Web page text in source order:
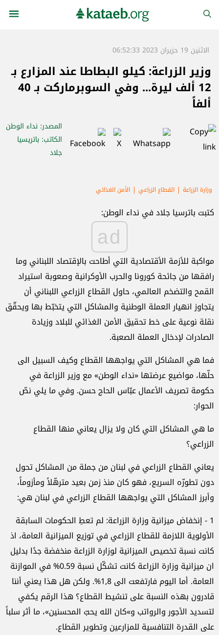
الاثنين 19 حزيران 2023 06:52:33
وزير الزراعة: كيلو البطاطا عند المزارع بـ
12 ألف ليرة... وفي السوبرماركت بـ 40
ألفاً
المصدر: نداء الوطن
الكاتب: باتريسيا
جلاد
وزارة الزراعة القطاع الزراعي الأمن الغذائي
كتبت باترسيا جلاد في نداء الوطن:
ad
مواكبة للأزمة الأقتصادية التي أطاحت بالإقتصاد اللبناني وما
رافقها من جائحة كورونا والحرب الأوكرانية وصعوبة استيراد
القمح والتضخم العالمي، حاول القطاع الزراعي اللبناني أن
يتجاوز انهيار العملة الوطنية والمشاكل التي يتخبّط بها ويحقّق
نقلة نوعية على خط تحقيق الأمن الغذائي للبلاد وزيادة
الصادرات لإدخال العملة الصعبة.
فما هي المشاكل التي يواجهها القطاع وكيف السبيل الى
حلّها، مواضيع عرضتها «نداء الوطن» مع وزير الزراعة في
حكومة تصريف الأعمال عبّاس الحاج حسن. وفي ما يلي نصّ
الحوار:
ما هي المشاكل التي كان ولا يزال يعاني منها القطاع
الزراعي؟
يعاني القطاع الزراعي في لبنان من جملة من المشاكل تحول
دون تطورّه السريع، فهو كان منذ زمن بعيد مترهّلاً ومأزوماً،
وأبرز المشاكل التي يواجهها القطاع الزراعي في لبنان هي:
1 - إنخفاض ميزانية وزارة الزراعة: لم تعطِ الحكومات السابقة
الأولوية اللازمة للقطاع الزراعي في توزيع الميزانية العامة، اذ
كانت نسبة تخصيص الميزانية لوزارة الزراعة منخفضة جدًا بدليل
ان ميزانية وزارة الزراعة كانت تشكّل نسبة 0.59% في الموازنة
العامة. أما اليوم فارتفعت الى 1,8%. ولكن هل هذا يعني أننا
قادرون بهذه النسبة على تنشيط القطاع؟ هذا الرقم يكفي
لتسديد الأجور والرواتب و»كان الله يحبّ المحسنين»، ما أثر سلباً
على القدرة التنافسية للمزارعين وتطوير القطاع.